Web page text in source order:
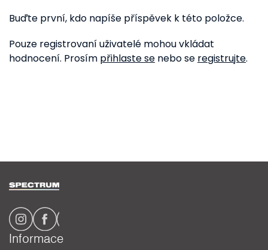
Buďte první, kdo napíše příspěvek k této položce.
Pouze registrovaní uživatelé mohou vkládat
hodnocení. Prosím přihlaste se nebo se registrujte.
Informace